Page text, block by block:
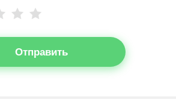
Отправить